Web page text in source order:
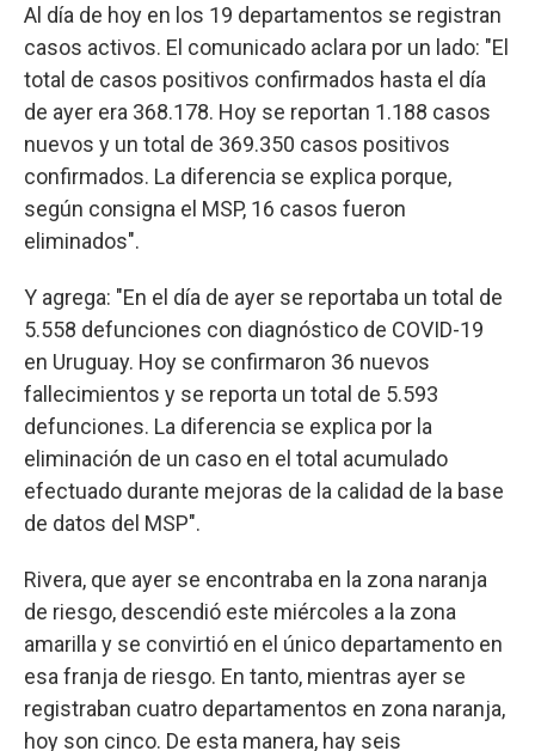
Al día de hoy en los 19 departamentos se registran
casos activos. El comunicado aclara por un lado: "El
total de casos positivos confirmados hasta el día
de ayer era 368.178. Hoy se reportan 1.188 casos
nuevos y un total de 369.350 casos positivos
confirmados. La diferencia se explica porque,
según consigna el MSP, 16 casos fueron
eliminados".
Y agrega: "En el día de ayer se reportaba un total de
5.558 defunciones con diagnóstico de COVID-19
en Uruguay. Hoy se confirmaron 36 nuevos
fallecimientos y se reporta un total de 5.593
defunciones. La diferencia se explica por la
eliminación de un caso en el total acumulado
efectuado durante mejoras de la calidad de la base
de datos del MSP".
Rivera, que ayer se encontraba en la zona naranja
de riesgo, descendió este miércoles a la zona
amarilla y se convirtió en el único departamento en
esa franja de riesgo. En tanto, mientras ayer se
registraban cuatro departamentos en zona naranja,
hoy son cinco. De esta manera, hay seis